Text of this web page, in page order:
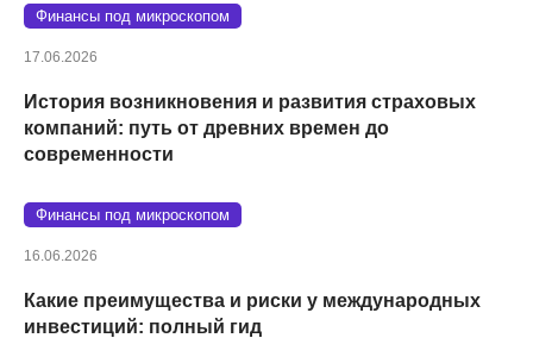
Финансы под микроскопом
17.06.2026
История возникновения и развития страховых
компаний: путь от древних времен до
современности
Финансы под микроскопом
16.06.2026
Какие преимущества и риски у международных
инвестиций: полный гид